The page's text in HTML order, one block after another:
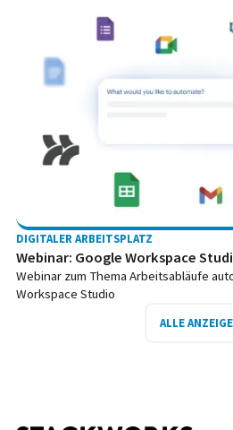
DIGITALER ARBEITSPLATZ
Webinar: Google Workspace
Webinar zum Thema Arbeitsabläufe
Workspace Studio
ALLE